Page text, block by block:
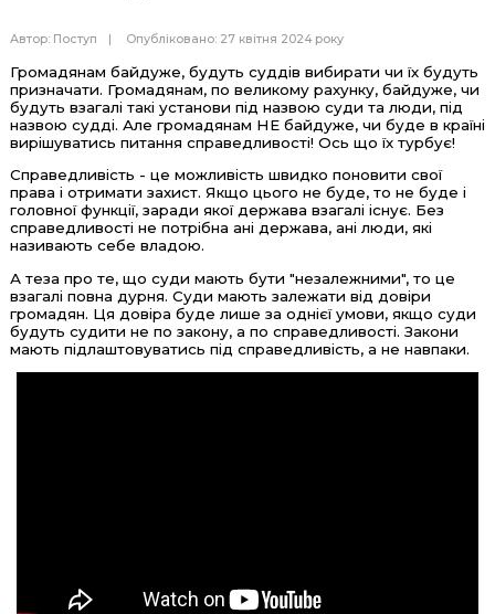
Автор: Поступ Опубліковано: 27 квітня 2024 року
Громадянам байдуже, будуть суддів вибирати чи їх будуть
призначати. Громадянам, по великому рахунку, байдуже, чи
будуть взагалі такі установи під назвою суди та люди, під
назвою судді. Але громадянам НЕ байдуже, чи буде в країні
вирішуватись питання справедливості! Ось що їх турбує!
Справедливість - це можливість швидко поновити свої
права і отримати захист. Якщо цього не буде, то не буде і
головної функції, заради якої держава взагалі існує. Без
справедливості не потрібна ані держава, ані люди, які
називають себе владою.
А теза про те, що суди мають бути "незалежними", то це
взагалі повна дурня. Суди мають залежати від довіри
громадян. Ця довіра буде лише за однієї умови, якщо суди
будуть судити не по закону, а по справедливості. Закони
мають підлаштовуватись під справедливість, а не навпаки.